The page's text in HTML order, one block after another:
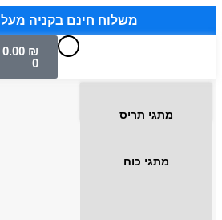
משלוח חינם בקניה מעל 299 ש"ח
0.00 ₪
0
מתגי תריס
מתגי כוח